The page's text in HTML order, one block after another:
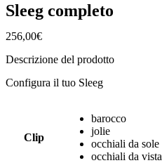
Sleeg completo
256,00€
Descrizione del prodotto
Configura il tuo Sleeg
Clip
barocco
jolie
occhiali da sole
occhiali da vista